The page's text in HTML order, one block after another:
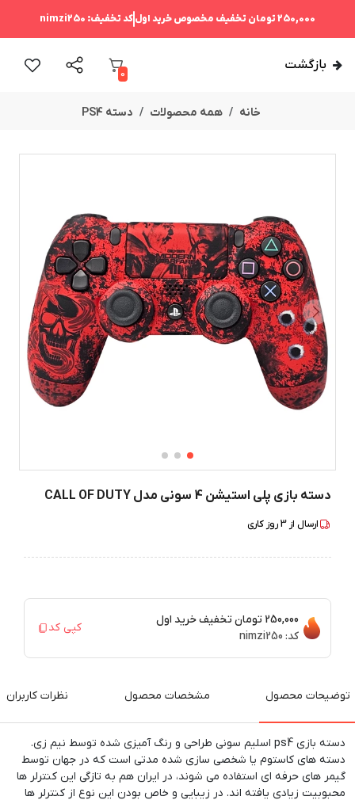
250,000 تومان تخفیف مخصوص خرید اولکد تخفیف: nimzi250
بازگشت
0
خانه همه محصولات دسته PS4
دسته بازی پلی استیشن 4 سونی مدل CALL OF DUTY
ارسال از 3روز کاری
250,000 تومان
تخفیف خرید اول
کد: nimzi250
کپی کد
توضیحات محصول مشخصات محصول نظرات کاربران
دسته بازی ps4 اسلیم سونی طراحی و رنگ آمیزی شده توسط نیم زی.
دسته های کاستوم یا شخصی سازی شده مدتی است که در جهان توسط
گیمر های حرفه ای استفاده می شوند، در ایران هم به تازگی این کنترلر ها
محبوبیت زیادی یافته اند. در زیبایی و خاص بودن این نوع از کنترلر ها